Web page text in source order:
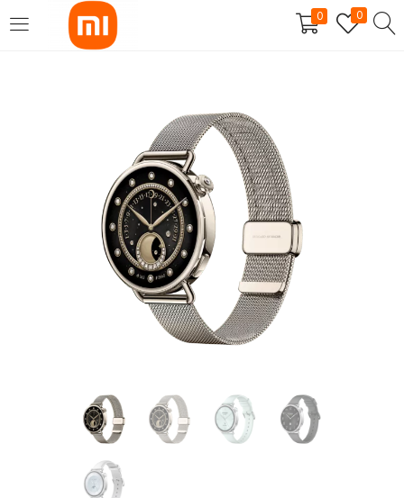
0 0
S'INSCRIRE
Se souvenir de moi Mot de passe perdu?